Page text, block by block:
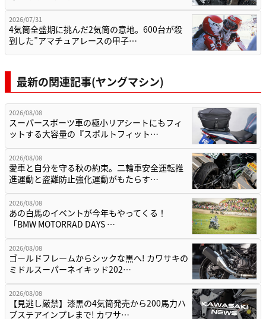
2026/07/31
4気筒全盛期に挑んだ2気筒の意地。600台が殺
到した”アマチュアレースの甲子…
最新の関連記事(ヤングマシン)
2026/08/08
スーパースポーツ車の極小リアシートにもフィ
ットする大容量の『スポルトフィット…
2026/08/08
愛車と自分を守る秋の約束。二輪車安全運転推
進運動と盗難防止強化運動がもたらす…
2026/08/08
あの白馬のイベントが今年もやってくる！
「BMW MOTORRAD DAYS …
2026/08/08
ゴールドフレームからシックな黒へ! カワサキの
ミドルスーパーネイキッド202…
2026/08/08
【見逃し厳禁】漆黒の4気筒発売から200馬力ハ
ブステアインプレまで! カワサ…